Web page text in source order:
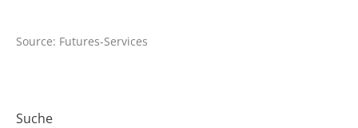
Source: Futures-Services
Suche